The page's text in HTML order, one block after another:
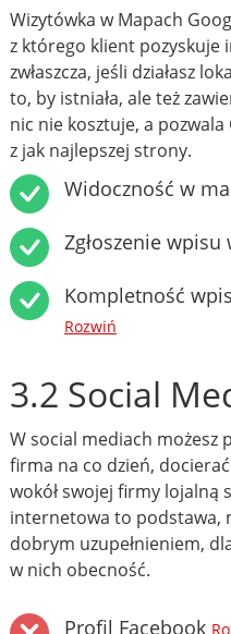
Wizytówka w Mapach
z którego klient pozyskuje
zwłaszcza, jeśli działasz
to, by istniała, ale też
nic nie kosztuje, a
z jak najlepszej strony.
Widoczność w
Zgłoszenie
Kompletność
Rozwiń
3.2 Social
W social mediach możesz
firma na co dzień,
wokół swojej firmy lojalną
internetowa to podstawa,
dobrym uzupełnieniem,
w nich obecność.
Profil Facebook